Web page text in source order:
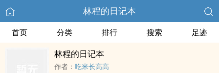
林程的日记本
首页 分类 排行 搜索 足迹
林程的日记本
作者： 吃米长高高